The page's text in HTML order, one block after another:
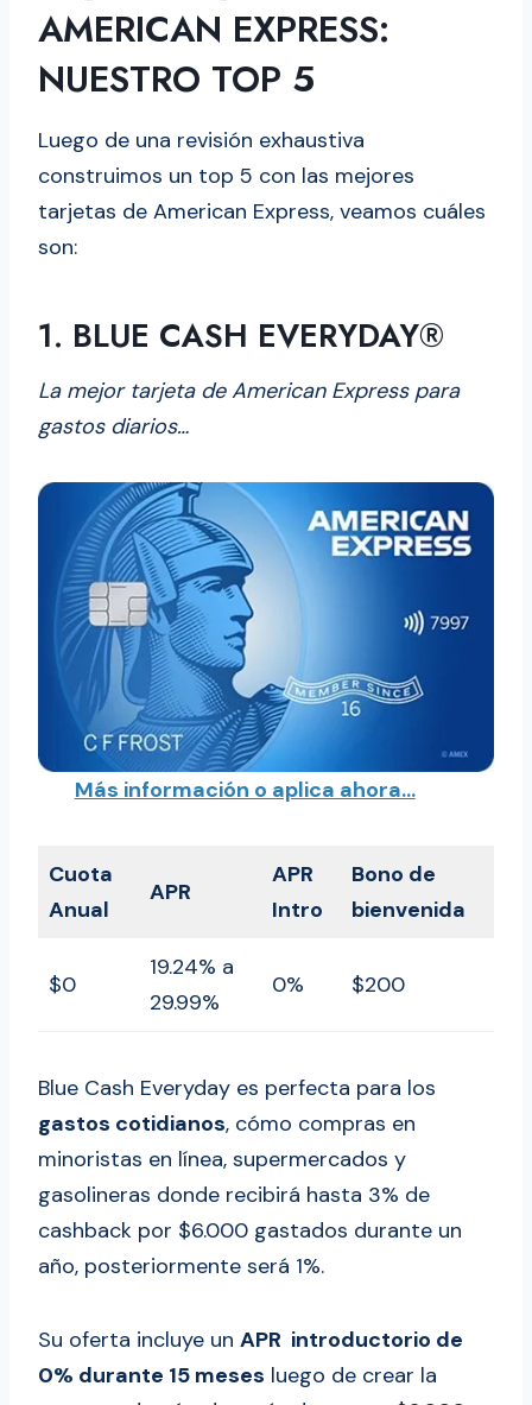
AMERICAN EXPRESS:
NUESTRO TOP 5
Luego de una revisión exhaustiva
construimos un top 5 con las mejores
tarjetas de American Express, veamos cuáles
son:
1. BLUE CASH EVERYDAY®
La mejor tarjeta de American Express para
gastos diarios…
Más información o aplica ahora…
Cuota
Anual
APR
APR
Intro
Bono de
bienvenida
$0
19.24% a
29.99%
0% $200
Blue Cash Everyday es perfecta para los
gastos cotidianos, cómo compras en
minoristas en línea, supermercados y
gasolineras donde recibirá hasta 3% de
cashback por $6.000 gastados durante un
año, posteriormente será 1%.
Su oferta incluye un APR introductorio de
0% durante 15 meses luego de crear la